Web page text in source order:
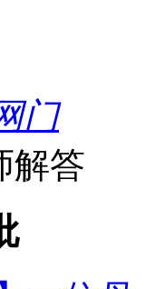
门
解答